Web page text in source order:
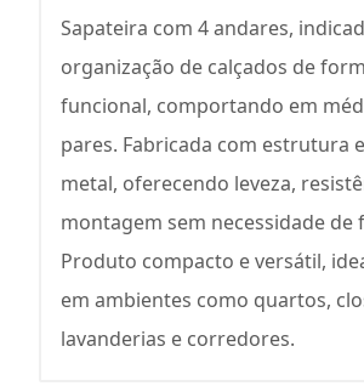
Sapateira com 4 andares,
organização de calçados de
funcional, comportando em
pares. Fabricada com estrutura
metal, oferecendo leveza,
montagem sem necessidade de
Produto compacto e versátil,
em ambientes como quartos,
lavanderias e corredores.